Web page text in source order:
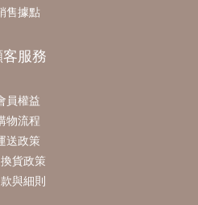
售據點
客服務
員權益
物流程
送政策
貨政策
與細則